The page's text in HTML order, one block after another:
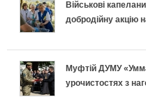
Військові
добродійну акцію
Муфтій ДУМУ
урочистостях з